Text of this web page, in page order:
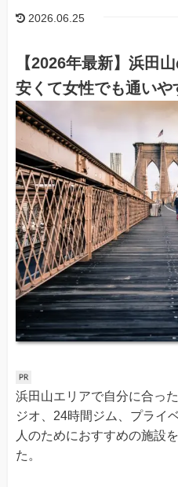
2026.06.25
【2026年最新】浜田
安くて女性でも通いや
浜田山エリアで自分に合っ
ジオ、24時間ジム、プライ
人のためにおすすめの施設
た。